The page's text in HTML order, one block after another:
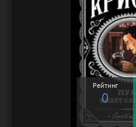
Рейтинг
0